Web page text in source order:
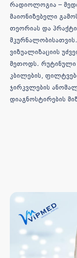
რადიოლოგია –
მაიონიზებელი
თეორიას და
ვიზუალიზაციის
მეთოდს. რუტინული
კბილების,
ჯირკვლების
დიაგნოსტირების